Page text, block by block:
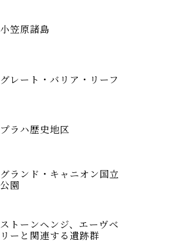
小笠原諸島
グレート・バリア・リーフ
プラハ歴史地区
グランド・キャニオン国立
公園
ストーンヘンジ、エーヴベ
リーと関連する遺跡群